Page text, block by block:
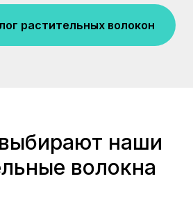
растительных волокон
наши
волокна